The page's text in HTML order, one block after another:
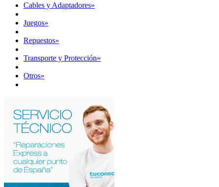
Cables y Adaptadores»
Juegos»
Repuestos»
Transporte y Protección»
Otros»